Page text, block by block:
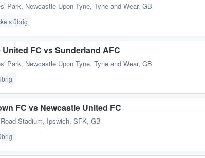
Park, Newcastle Upon Tyne, Tyne and Wear, GB
übrig
United FC vs Sunderland AFC
Park, Newcastle Upon Tyne, Tyne and Wear, GB
FC vs Newcastle United FC
Stadium, Ipswich, SFK, GB